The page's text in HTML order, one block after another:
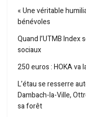
« Une véritable
bénévoles
Quand l’UTMB Index
sociaux
250 euros : HOKA va
L’étau se resserre
Dambach-la-Ville,
sa forêt